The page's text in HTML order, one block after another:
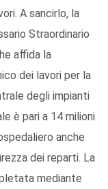
A sancirlo, la
Straordinario
affida la
dei lavori per la
degli impianti
è pari a 14 milioni
anche
dei reparti. La
mediante